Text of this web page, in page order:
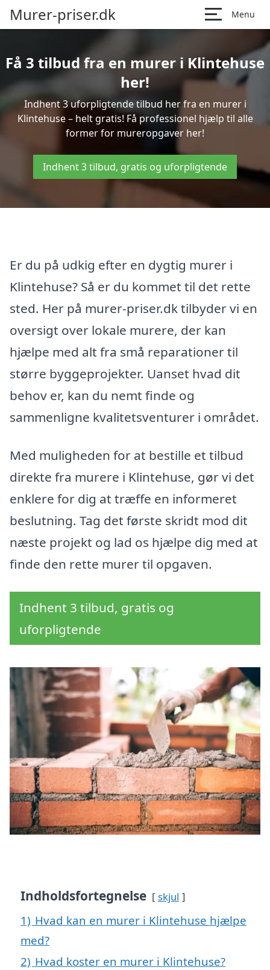
Murer-priser.dk Menu
Få 3 tilbud fra en murer i Klintehuse
her!
Indhent 3 uforpligtende tilbud her fra en murer i
Klintehuse – helt gratis! Få professionel hjælp til alle
former for mureropgaver her!
Indhent 3 tilbud, gratis og uforpligtende
Er du på udkig efter en dygtig murer i
Klintehuse? Så er du kommet til det rette
sted. Her på murer-priser.dk tilbyder vi en
oversigt over lokale murere, der kan
hjælpe med alt fra små reparationer til
større byggeprojekter. Uanset hvad dit
behov er, kan du nemt finde og
sammenligne kvalitetsventurer i området.
Med muligheden for at bestille et tilbud
direkte fra murere i Klintehuse, gør vi det
enklere for dig at træffe en informeret
beslutning. Tag det første skridt mod dit
næste projekt og lad os hjælpe dig med at
finde den rette murer til opgaven.
Indhent 3 tilbud, gratis og
uforpligtende
Indholdsfortegnelse skjul
1) Hvad kan en murer i Klintehuse hjælpe
med?
2) Hvad koster en murer i Klintehuse?